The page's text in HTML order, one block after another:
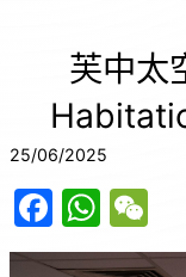
芙中太
25/06/2025
F
a
W
h e